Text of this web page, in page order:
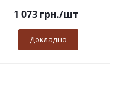
1 073 грн./шт
Докладно